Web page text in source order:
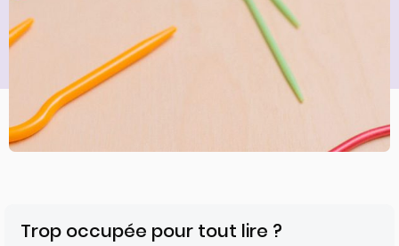
Trop occupée pour tout lire ?